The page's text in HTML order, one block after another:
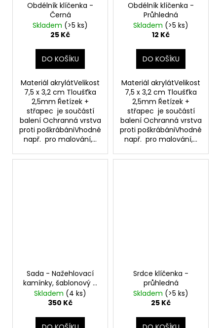
Obdélník klíčenka -
Černá
Skladem (>5 ks)
25 Kč
DO KOŠÍKU
Materiál akrylátVelikost
7,5 x 3,2 cm Tloušťka
2,5mm Řetízek +
střapec je součástí
balení Ochranná vrstva
proti poškrábániVhodné
např. pro malování,...
Obdélník klíčenka -
Průhledná
Skladem (>5 ks)
12 Kč
DO KOŠÍKU
Materiál akrylátVelikost
7,5 x 3,2 cm Tloušťka
2,5mm Řetízek +
střapec je součástí
balení Ochranná vrstva
proti poškrábániVhodné
např. pro malování,...
Sada - Nažehlovací
kamínky, šablonový a
přenosový materiál
Skladem (4 ks)
350 Kč
Srdce klíčenka -
průhledná
Skladem (>5 ks)
25 Kč